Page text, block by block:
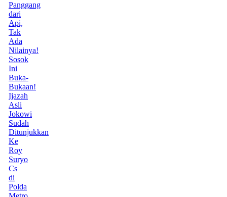
Panggang
dari
Api,
Tak
Ada
Nilainya!
Sosok
Ini
Buka-
Bukaan!
Ijazah
Asli
Jokowi
Sudah
Ditunjukkan
Ke
Roy
Suryo
Cs
di
Polda